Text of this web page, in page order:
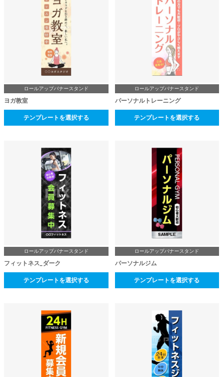
ロールアップバナースタンド
ヨガ教室
テンプレートを選択する
ロールアップバナースタンド
パーソナルトレーニング
テンプレートを選択する
ロールアップバナースタンド
フィットネス_ダーク
テンプレートを選択する
ロールアップバナースタンド
パーソナルジム
テンプレートを選択する